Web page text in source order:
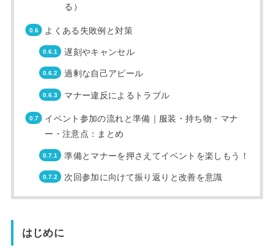
る）
よくある失敗例と対策
遅刻やキャンセル
過剰な自己アピール
マナー違反によるトラブル
イベント参加の流れと準備｜服装・持ち物・マナ
ー・注意点：まとめ
準備とマナーを押さえてイベントを楽しもう！
次回参加に向けて振り返りと改善を意識
はじめに